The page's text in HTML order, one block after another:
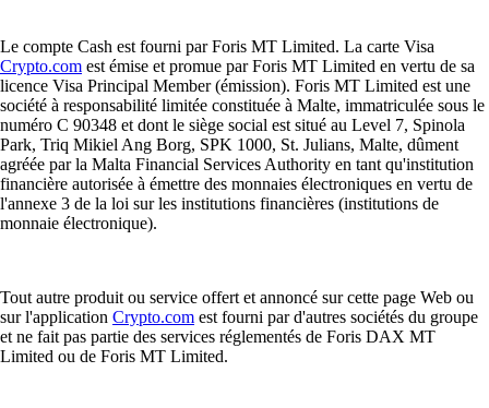
Le compte Cash est fourni par Foris MT Limited. La carte Visa
Crypto.com est émise et promue par Foris MT Limited en vertu de sa
licence Visa Principal Member (émission). Foris MT Limited est une
société à responsabilité limitée constituée à Malte, immatriculée sous le
numéro C 90348 et dont le siège social est situé au Level 7, Spinola
Park, Triq Mikiel Ang Borg, SPK 1000, St. Julians, Malte, dûment
agréée par la Malta Financial Services Authority en tant qu'institution
financière autorisée à émettre des monnaies électroniques en vertu de
l'annexe 3 de la loi sur les institutions financières (institutions de
monnaie électronique).
Tout autre produit ou service offert et annoncé sur cette page Web ou
sur l'application Crypto.com est fourni par d'autres sociétés du groupe
et ne fait pas partie des services réglementés de Foris DAX MT
Limited ou de Foris MT Limited.